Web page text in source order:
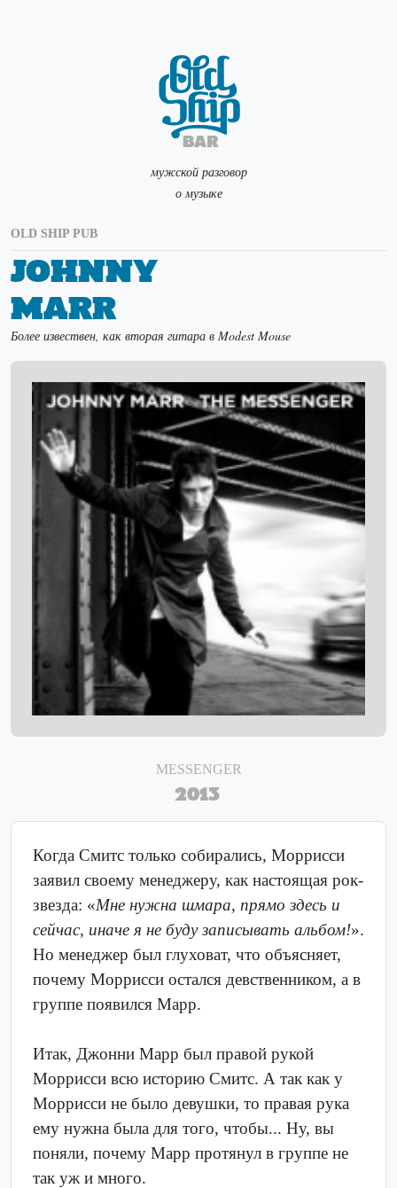
мужской разговор
о музыке
OLD SHIP PUB
Johnny
Marr
Более извествен, как вторая гитара в Modest Mouse
MESSENGER
2013
Когда Смитс только собирались, Моррисси
заявил своему менеджеру, как настоящая рок-
звезда: «Мне нужна шмара, прямо здесь и
сейчас, иначе я не буду записывать альбом!».
Но менеджер был глуховат, что объясняет,
почему Моррисси остался девственником, а в
группе появился Марр.
Итак, Джонни Марр был правой рукой
Моррисси всю историю Смитс. А так как у
Моррисси не было девушки, то правая рука
ему нужна была для того, чтобы... Ну, вы
поняли, почему Марр протянул в группе не
так уж и много.